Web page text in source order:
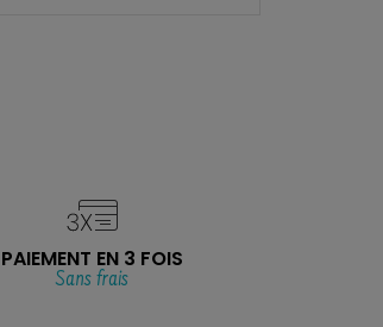
PAIEMENT EN 3 FOIS
Sans frais